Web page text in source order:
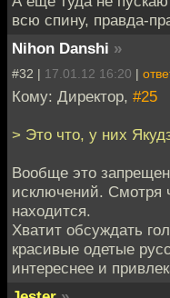
всю спину, правда-
Nihon Danshi »
#32 | 17.01.12 16:20 |
Кому: Директор, #25
> Это что, у них
Вообще это
исключений. Смотря
находится.
Хватит обсуждать
красивые одетые
интереснее и